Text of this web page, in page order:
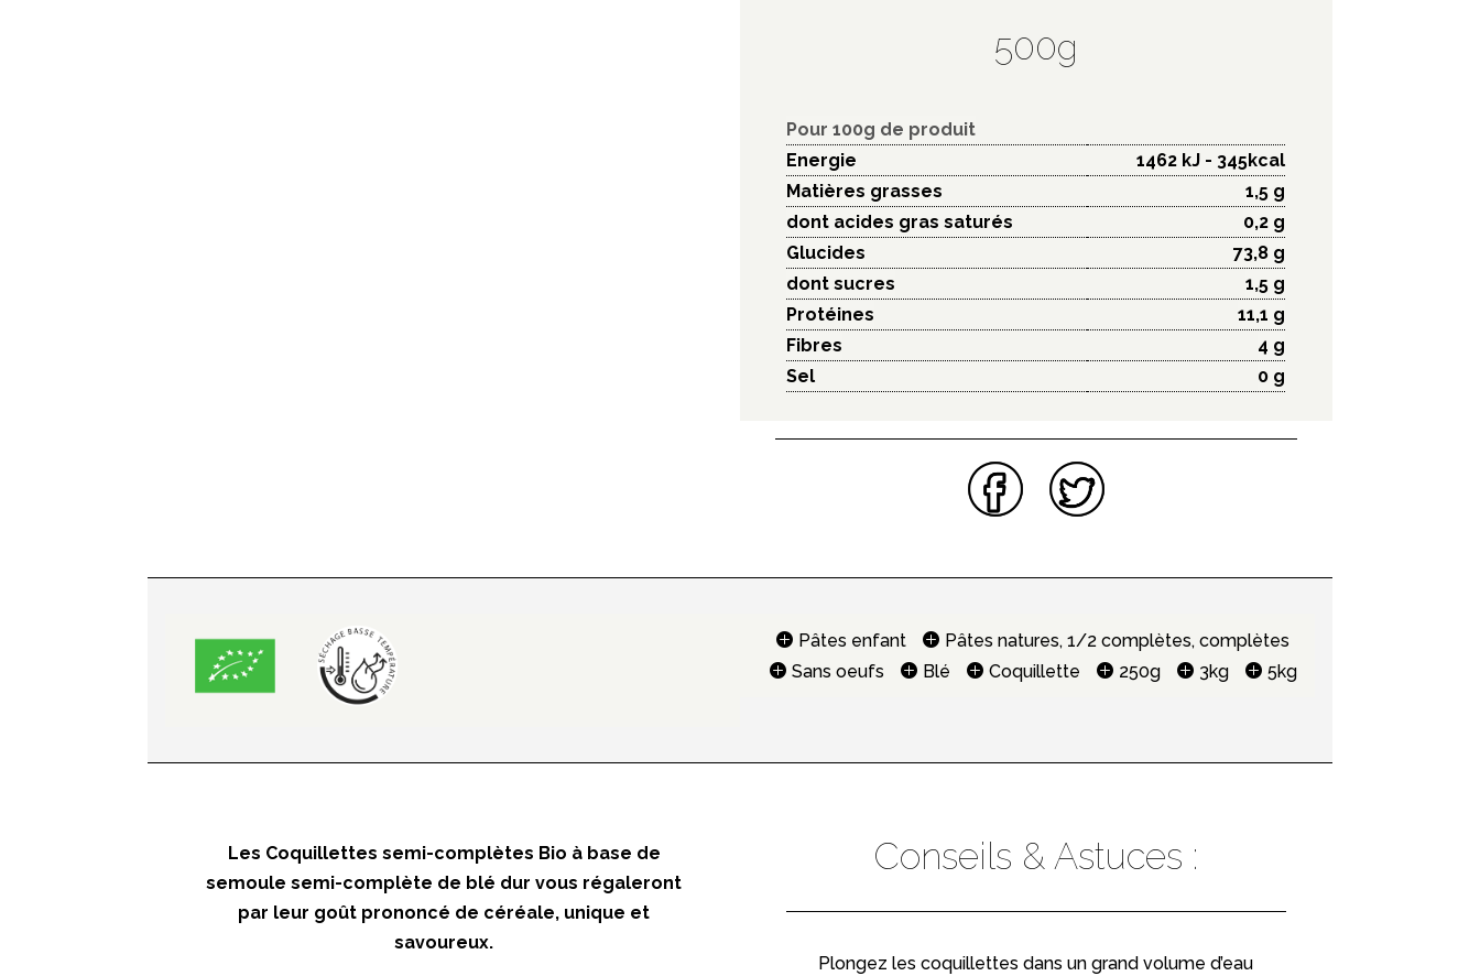
500g
Pour 100g de produit
Energie
1462 kJ - 345kcal
Matières grasses
1,5 g
dont acides gras saturés
0,2 g
Glucides
73,8 g
dont sucres
1,5 g
Protéines
11,1 g
Fibres
4 g
Sel
0 g
Pâtes enfant
Pâtes natures, 1/2 complètes, complètes
Sans oeufs
Blé Coquillette 250g 3kg 5kg
Les Coquillettes semi-complètes Bio à base de
semoule semi-complète de blé dur vous régaleront
par leur goût prononcé de céréale, unique et
savoureux.
Conseils & Astuces :
Plongez les coquillettes dans un grand volume d’eau